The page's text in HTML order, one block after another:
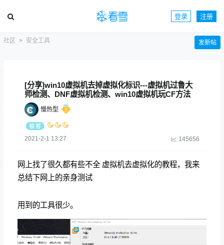
登录 注册
社区 安全工具 发新帖
[分享]win10虚拟机去掉虚拟化标识---虚拟机过鲁大
师检测、DNF虚拟机检测、win10虚拟机玩CF方法
慢热型
2021-2-1 13:27 145656
网上找了很久都有些不全 虚拟机去虚拟化的教程，我来
总结下网上的亲身测试
用到的工具很少。